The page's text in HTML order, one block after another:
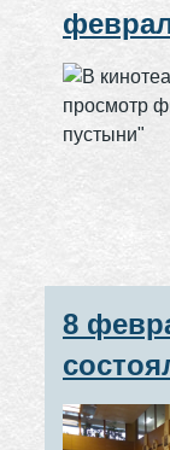
солнце
8